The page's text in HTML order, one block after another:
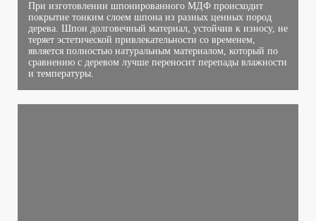
При изготовлении шпонированного МДФ происходит
покрытие тонким слоем шпона из разных ценных пород
дерева. Шпон долговечный материал, устойчив к износу, не
теряет эстетической привлекательности со временем,
является полностью натуральным материалом, который по
сравнению с деревом лучше переносит перепады влажности
и температуры.